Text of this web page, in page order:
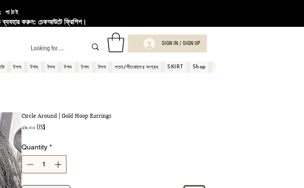
ব্যবহার করুন: চেকআউটে ফ্রিশিপ।
SIGN IN / SIGN UP
টপস টপস টপস টপস টপস টপস পতন/শীতকালের সংগ্রহ SKIRT Shop অর্ডার এবং পেমেন্ট
Circle Around | Gold Hoop Earrings
২৯.০০ US$
Quantity *